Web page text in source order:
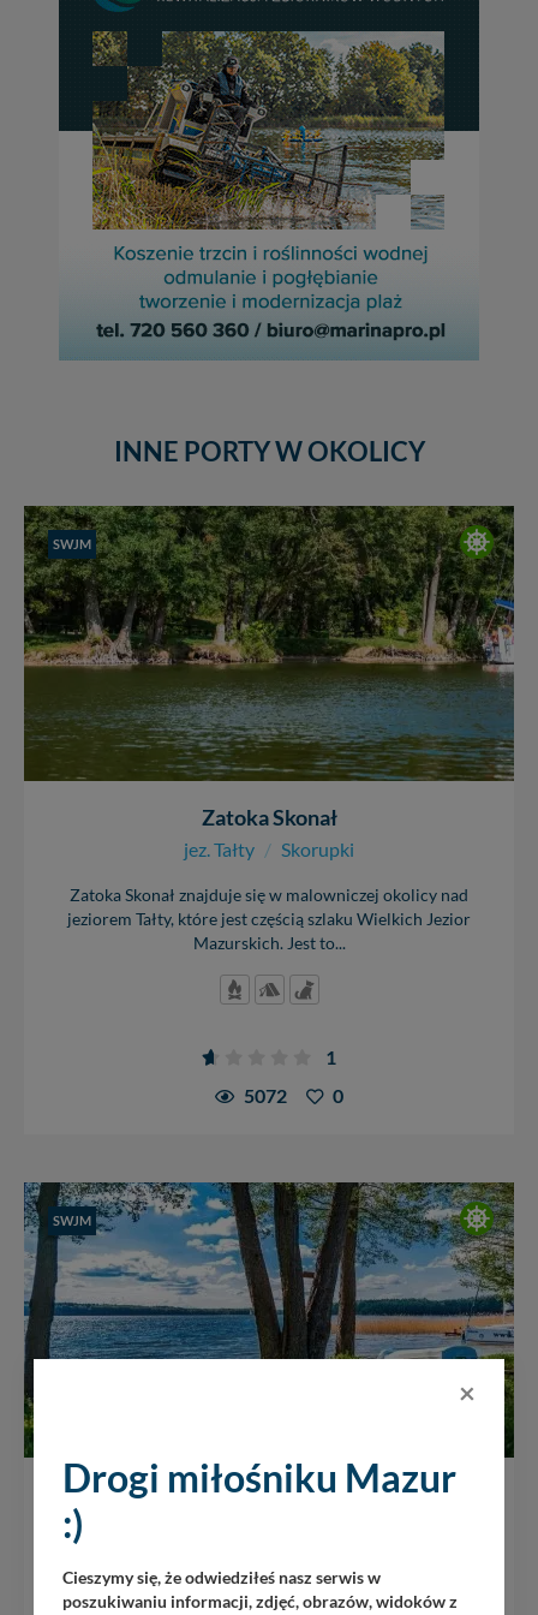
INNE PORTY W OKOLICY
SWJM
Zatoka Skonał
jez. Tałty / Skorupki
Zatoka Skonał znajduje się w malowniczej okolicy nad
jeziorem Tałty, które jest częścią szlaku Wielkich Jezior
Mazurskich. Jest to...
1
5072
0
SWJM
Obieżyświat Skorupki
Fajna, półdzika miejscówka na wschodnim brzegu jeziora
Tałty, we wsi Skorupki, przy pensjonacie wypoczynkowych
×
Drogi miłośniku Mazur
:)
Cieszymy się, że odwiedziłeś nasz serwis w
poszukiwaniu informacji, zdjęć, obrazów, widoków z